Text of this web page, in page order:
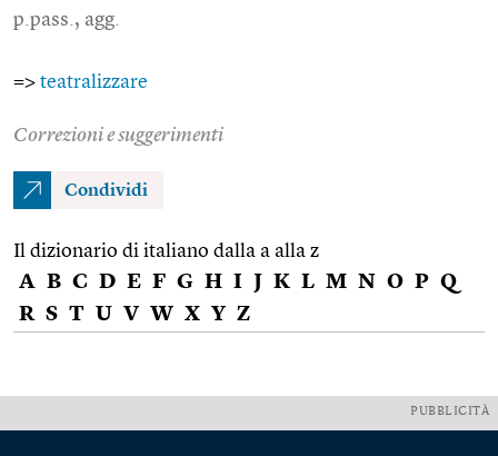
p.pass., agg.
=> teatralizzare
Correzioni e suggerimenti
Condividi
Il dizionario di italiano dalla a alla z
A B C D E F G H I J K L M N O P Q
R S T U V W X Y Z
PUBBLICITÀ